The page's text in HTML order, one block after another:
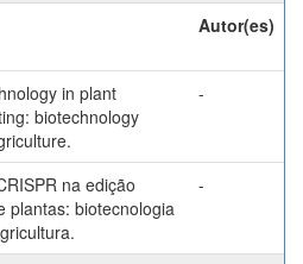
Autor(es)
in plant
biotechnology
-
na edição
plantas: biotecnologia
-